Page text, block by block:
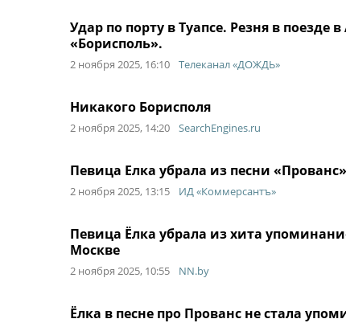
Удар по порту в Туапсе. Резня в поезде
«Борисполь».
2 ноября 2025, 16:10 Телеканал «ДОЖДЬ»
Никакого Борисполя
2 ноября 2025, 14:20 SearchEngines.ru
Певица Елка убрала из песни
2 ноября 2025, 13:15 ИД «Коммерсантъ»
Певица Ёлка убрала из хита
Москве
2 ноября 2025, 10:55 NN.by
Ёлка в песне про Прованс не стала